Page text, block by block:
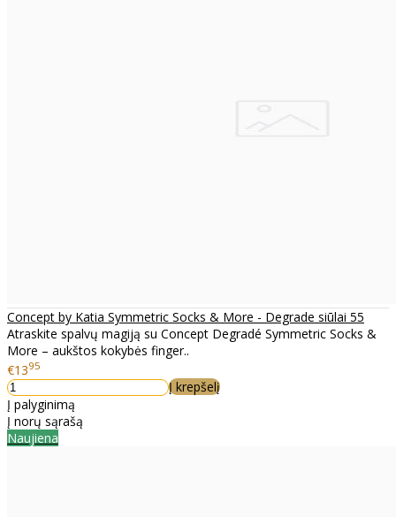
Concept by Katia Symmetric Socks & More - Degrade siūlai 55
Atraskite spalvų magiją su Concept Degradé Symmetric Socks &
More – aukštos kokybės finger..
€1395
Į krepšelį
Į palyginimą
Į norų sąrašą
Naujiena